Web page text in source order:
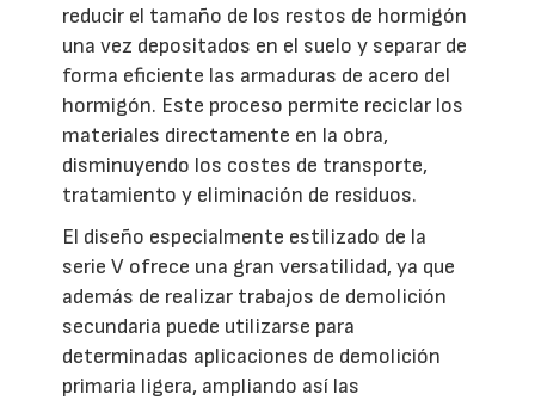
reducir el tamaño de los restos de hormigón
una vez depositados en el suelo y separar de
forma eficiente las armaduras de acero del
hormigón. Este proceso permite reciclar los
materiales directamente en la obra,
disminuyendo los costes de transporte,
tratamiento y eliminación de residuos.
El diseño especialmente estilizado de la
serie V ofrece una gran versatilidad, ya que
además de realizar trabajos de demolición
secundaria puede utilizarse para
determinadas aplicaciones de demolición
primaria ligera, ampliando así las